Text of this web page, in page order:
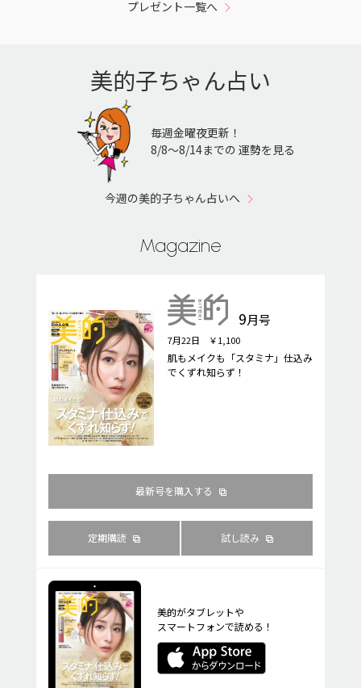
プレゼント一覧へ
美的子ちゃん占い
毎週金曜夜更新！
8/8〜8/14までの 運勢を見る
今週の美的子ちゃん占いへ
Magazine
9月号
7月22日 ￥1,100
肌もメイクも「スタミナ」仕込み
でくずれ知らず！
最新号を購入する
定期購読 試し読み
美的がタブレットや
スマートフォンで読める！